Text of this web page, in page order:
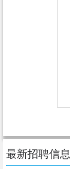
最新招聘信息